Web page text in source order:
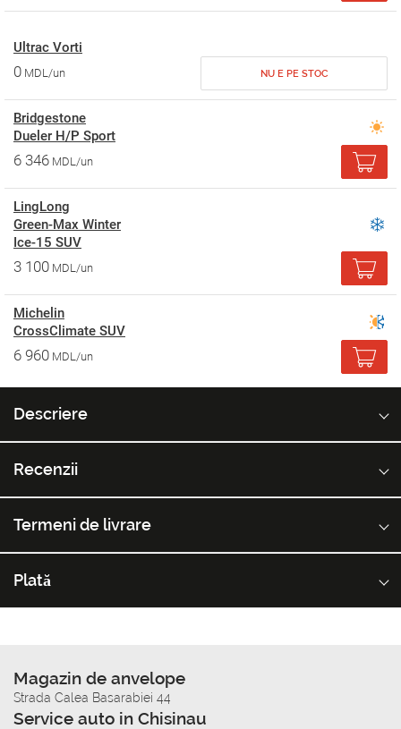
Ultrac Vorti
0 MDL/un NU E PE STOC
Bridgestone
Dueler H/P Sport
6 346 MDL/un
LingLong
Green-Max Winter
Ice-15 SUV
3 100 MDL/un
Michelin
CrossClimate SUV
6 960 MDL/un
Descriere
Recenzii
Termeni de livrare
Plată
Magazin de anvelope
Strada Calea Basarabiei 44
Service auto in Chisinau